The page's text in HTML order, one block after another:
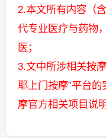
2.本文所有内容（
代专业医疗与药物
医；
3.文中所涉相关按
耶上门按摩”平台
摩官方相关项目说